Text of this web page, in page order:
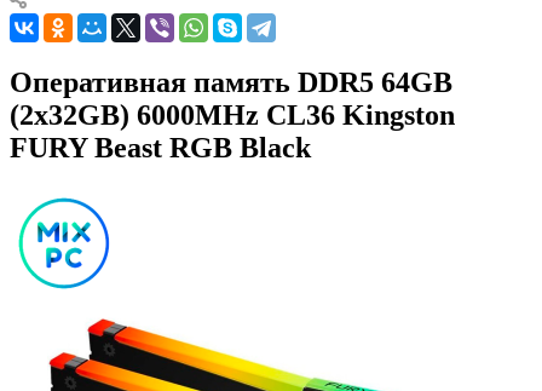
Оперативная память DDR5 64GB
(2x32GB) 6000MHz CL36 Kingston
FURY Beast RGB Black